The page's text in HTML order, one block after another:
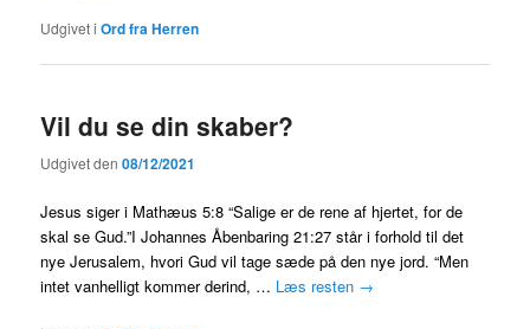
Udgivet i Ord fra Herren
Vil du se din skaber?
Udgivet den08/12/2021
Jesus siger i Mathæus 5:8 “Salige er de rene af hjertet, for de
skal se Gud.”I Johannes Åbenbaring 21:27 står i forhold til det
nye Jerusalem, hvori Gud vil tage sæde på den nye jord. “Men
intet vanhelligt kommer derind, … Læs resten →